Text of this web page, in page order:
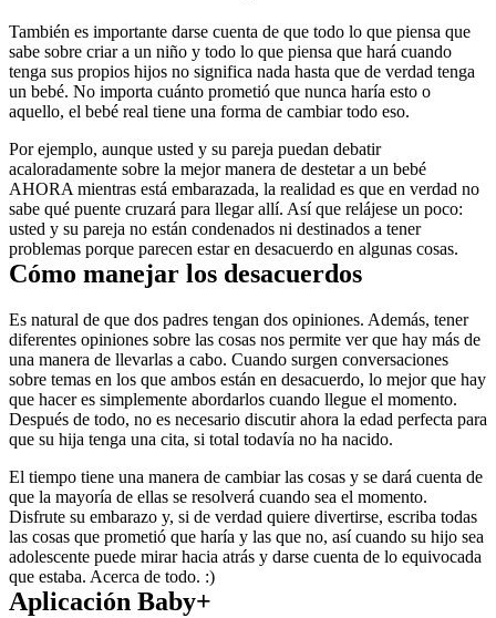
También es importante darse cuenta de que todo lo que piensa que
sabe sobre criar a un niño y todo lo que piensa que hará cuando
tenga sus propios hijos no significa nada hasta que de verdad tenga
un bebé. No importa cuánto prometió que nunca haría esto o
aquello, el bebé real tiene una forma de cambiar todo eso.
Por ejemplo, aunque usted y su pareja puedan debatir
acaloradamente sobre la mejor manera de destetar a un bebé
AHORA mientras está embarazada, la realidad es que en verdad no
sabe qué puente cruzará para llegar allí. Así que relájese un poco:
usted y su pareja no están condenados ni destinados a tener
problemas porque parecen estar en desacuerdo en algunas cosas.
Cómo manejar los desacuerdos
Es natural de que dos padres tengan dos opiniones. Además, tener
diferentes opiniones sobre las cosas nos permite ver que hay más de
una manera de llevarlas a cabo. Cuando surgen conversaciones
sobre temas en los que ambos están en desacuerdo, lo mejor que hay
que hacer es simplemente abordarlos cuando llegue el momento.
Después de todo, no es necesario discutir ahora la edad perfecta para
que su hija tenga una cita, si total todavía no ha nacido.
El tiempo tiene una manera de cambiar las cosas y se dará cuenta de
que la mayoría de ellas se resolverá cuando sea el momento.
Disfrute su embarazo y, si de verdad quiere divertirse, escriba todas
las cosas que prometió que haría y las que no, así cuando su hijo sea
adolescente puede mirar hacia atrás y darse cuenta de lo equivocada
que estaba. Acerca de todo. :)
Aplicación Baby+